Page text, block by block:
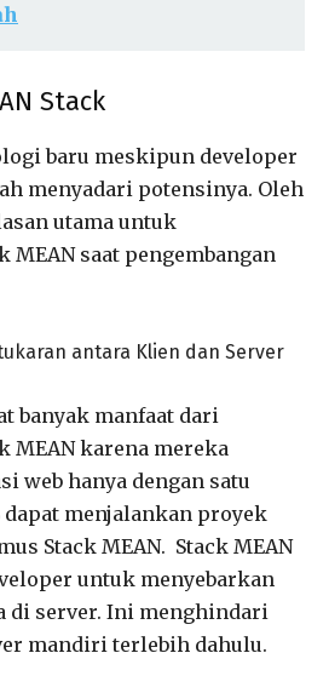
Stack
baru meskipun developer
menyadari potensinya. Oleh
utama untuk
MEAN saat pengembangan
antara Klien dan Server
banyak manfaat dari
MEAN karena mereka
web hanya dengan satu
dapat menjalankan proyek
Stack MEAN. Stack MEAN
untuk menyebarkan
di server. Ini menghindari
mandiri terlebih dahulu.